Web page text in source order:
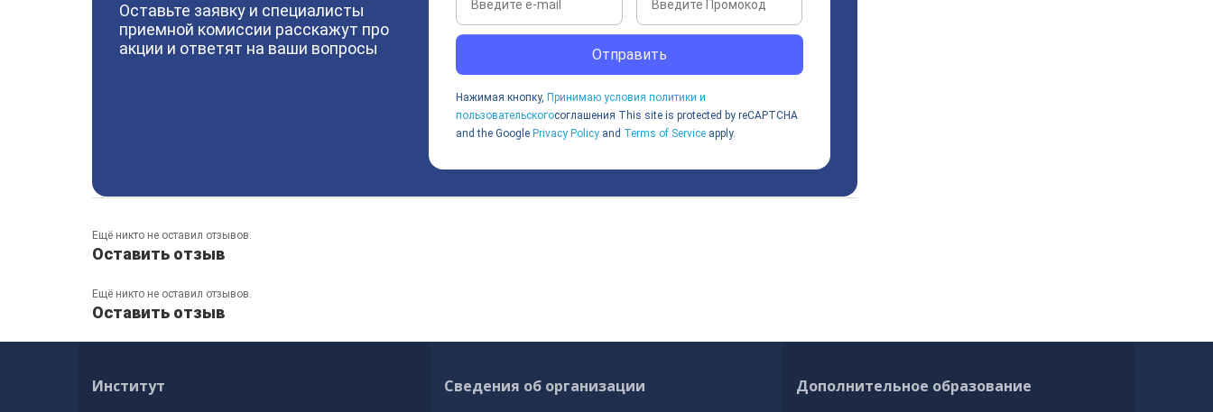
Оставьте заявку и специалисты
приемной комиссии расскажут про
акции и ответят на ваши вопросы
Отправить
Нажимая кнопку, Принимаю условия политики и
пользовательскогосоглашения This site is protected by reCAPTCHA
and the Google Privacy Policyand Terms of Serviceapply.
Ещё никто не оставил отзывов.
Оставить отзыв
Ещё никто не оставил отзывов.
Оставить отзыв
Институт Сведения об организации Дополнительное образование